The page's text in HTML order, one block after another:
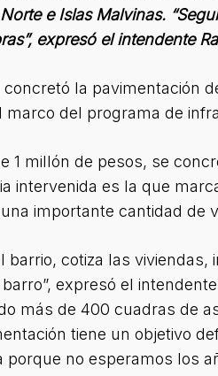
e Islas Malvinas.
expresó el intendente
la pavimentación
del programa de
1 millón de pesos, se
intervenida es la que
importante cantidad de
barrio, cotiza las
expresó el
más de 400 cuadras de
tiene un objetivo
no esperamos los